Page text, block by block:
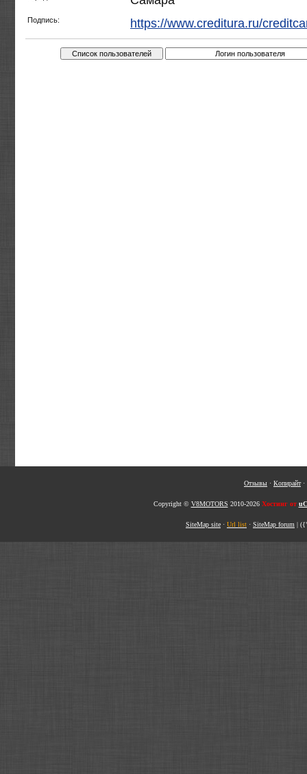
Подпись: https://www.creditura.ru/
Отзывы · Копирайт·
Copyright © V8MOTORS 2010-2026 Хостинг от
SiteMap site · Url list · SiteMap forum |